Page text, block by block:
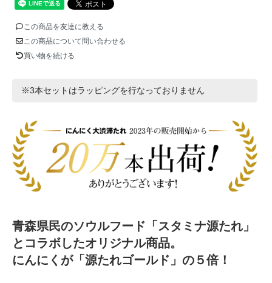
この商品を友達に教える
この商品について問い合わせる
買い物を続ける
※3本セットはラッピングを行なっておりません
青森県民のソウルフード「スタミナ源たれ」
とコラボしたオリジナル商品。
にんにくが「源たれゴールド」の５倍！